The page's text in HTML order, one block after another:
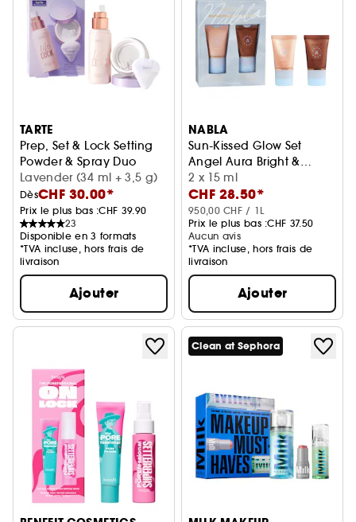
TARTE
Prep, Set & Lock Setting
Powder & Spray Duo
Duo Poudre & Spray Fixateur
Lavender (34 ml + 3,5 g)
DèsCHF 30.00*
Prix le plus bas :CHF 39.90
23
Disponible en 3 formats
*TVA incluse, hors frais de
livraison
Ajouter
NABLA
Sun-Kissed Glow Set
Angel Aura Bright &
Bronze – Kit lotion
illuminatrice
2 x 15 ml
CHF 28.50*
950,00 CHF / 1L
Prix le plus bas :CHF 37.50
Aucun avis
*TVA incluse, hors frais de
livraison
Ajouter
Clean at Sephora